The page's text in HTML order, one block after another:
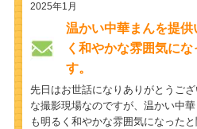
2025年1月
温かい中華まんを提
く和やかな雰囲気に
す。
先日はお世話になりありがとうご
な撮影現場なのですが、温かい中
も明るく和やかな雰囲気になった